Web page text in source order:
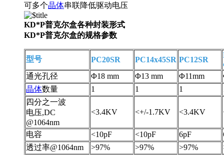
可多个晶体串联降低驱动电压
KD*P普克尔盒各种封装形式
KD*P普克尔盒的规格参数
型号 PC20SR PC14x45SR PC12SR
通光孔径
Φ18 mm Φ13 mm Φ11mm
晶体数量 1 1 1
四分之一波
电压,DC
@1064nm
<3.4KV <+/-1.7KV <3.4KV
电容 <10pF <10pF 6pF
透过率@1064nm
>97% >97% >97%